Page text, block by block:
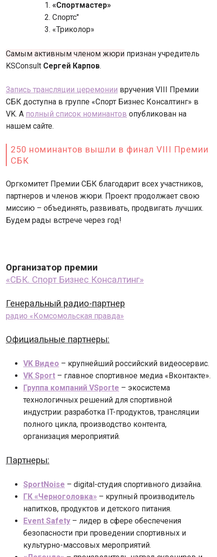
«Спортмастер»
Спортс"
«Триколор»
Самым активным членом жюри признан учредитель
KSConsult Сергей Карпов.
Запись трансляции церемонии вручения VIII Премии
СБК доступна в группе «Спорт Бизнес Консалтинг» в
VK. А полный список номинантов опубликован на
нашем сайте.
250 номинантов вышли в финал VIII Премии
СБК
Оргкомитет Премии СБК благодарит всех участников,
партнеров и членов жюри. Проект продолжает свою
миссию – объединять, развивать, продвигать лучших.
Будем рады встрече через год!
Организатор премии
«СБК. Спорт Бизнес Консалтинг»
Генеральный радио-партнер
радио «Комсомольская правда»
Официальные партнеры:
VK Видео – крупнейший российский видеосервис.
VK Sport – главное спортивное медиа «Вконтакте».
Группа компаний VSporte – экосистема
технологичных решений для спортивной
индустрии: разработка IT-продуктов, трансляции
полного цикла, производство контента,
организация мероприятий.
Партнеры:
SportNoise – digital-студия спортивного дизайна.
ГК «Черноголовка» – крупный производитель
напитков, продуктов и детского питания.
Event Safety – лидер в сфере обеспечения
безопасности при проведении спортивных и
культурно-массовых мероприятий.